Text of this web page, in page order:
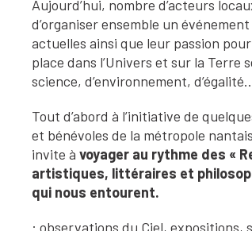
Aujourd’hui, nombre d’acteurs
d’organiser ensemble un
actuelles ainsi que leur passion
place dans l’Univers et sur la
science, d’environnement,
Tout d’abord à l’initiative de
et bénévoles de la métropole
invite à voyager au rythme des «
artistiques, littéraires et
qui nous entourent.
: observations du Ciel, expositions,